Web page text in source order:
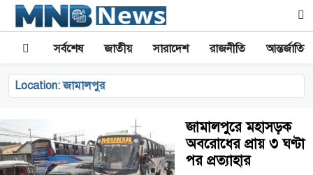
সর্বশেষ জাতীয় সারাদেশ রাজনীতি আন্তর্জাতিক
Location:জামালপুর
জামালপুরে মহাসড়ক
অবরোধের প্রায় ৩ ঘণ্টা
পর প্রত্যাহার